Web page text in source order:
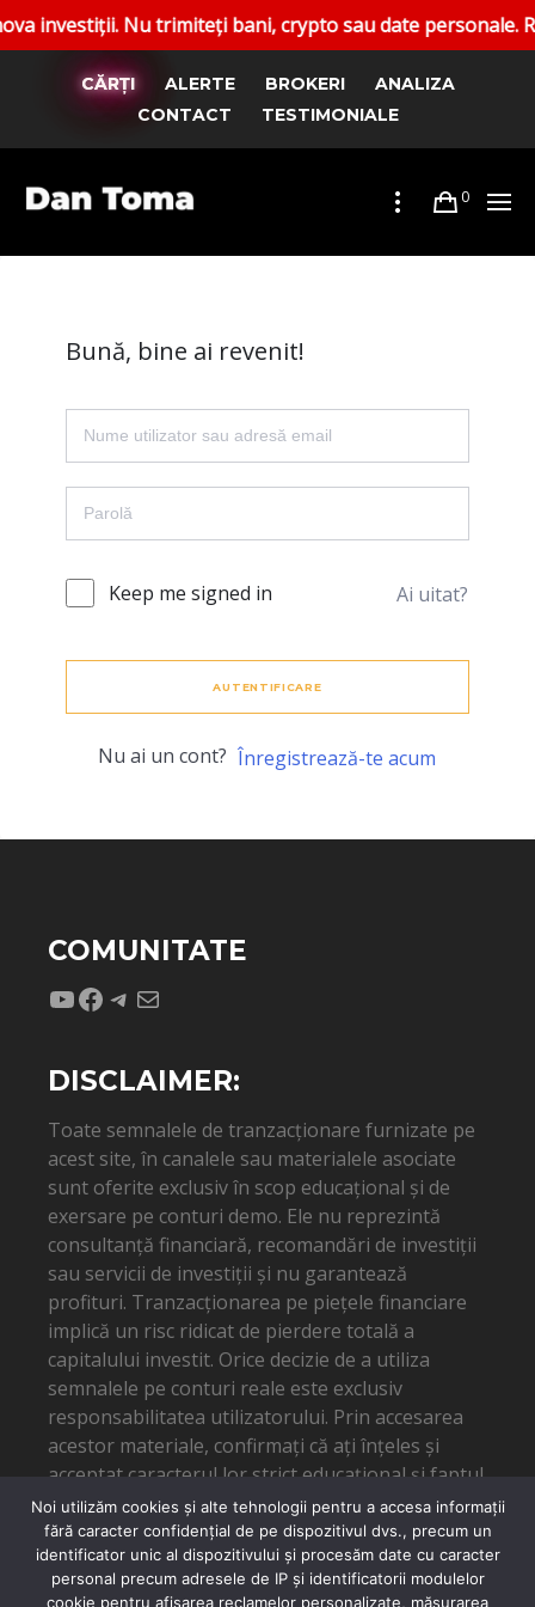
investiții. Nu trimiteți bani, crypto sau date personale.
CĂRȚI ALERTE BROKERI
ANALIZA
CONTACT
TESTIMONIALE
0
Bună, bine ai revenit!
Keep me signed in Ai uitat?
AUTENTIFICARE
Nu ai un cont? Înregistrează-te acum
COMUNITATE
YouTube
Facebook
Telegram
Mail
DISCLAIMER:
Toate semnalele de tranzacționare furnizate pe
acest site, în canalele sau materialele asociate
sunt oferite exclusiv în scop educațional și de
exersare pe conturi demo. Ele nu reprezintă
consultanță financiară, recomandări de investiții
sau servicii de investiții și nu garantează
profituri. Tranzacționarea pe piețele financiare
implică un risc ridicat de pierdere totală a
capitalului investit. Orice decizie de a utiliza
semnalele pe conturi reale este exclusiv
responsabilitatea utilizatorului. Prin accesarea
acestor materiale, confirmați că ați înțeles și
acceptat caracterul lor strict educațional și faptul
că autorul nu poate fi tras la răspundere pentru
eventuale pierderi financiare.
Noi utilizăm cookies și alte tehnologii pentru a accesa informații
fără caracter confidențial de pe dispozitivul dvs., precum un
identificator unic al dispozitivului și procesăm date cu caracter
personal precum adresele de IP și identificatorii modulelor
cookie pentru afișarea reclamelor personalizate, măsurarea